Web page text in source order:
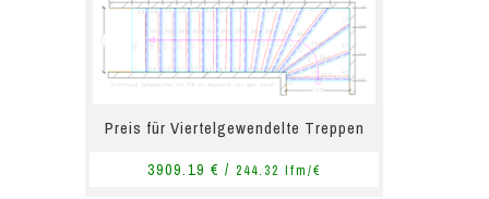
Preis für Viertelgewendelte Treppen
3909.19 € / 244.32 lfm/€